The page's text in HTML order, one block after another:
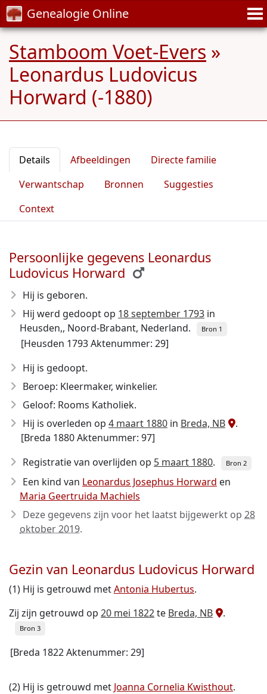
Genealogie Online
Stamboom Voet-Evers »
Leonardus Ludovicus
Horward (-1880)
Details Afbeeldingen
Directe familie
Verwantschap
Bronnen
Suggesties
Context
Persoonlijke gegevens Leonardus
Ludovicus Horward
Hij is geboren.
Hij werd gedoopt op 18 september 1793 in
Heusden,, Noord-Brabant, Nederland.
Bron 1
[Heusden 1793 Aktenummer: 29]
Hij is gedoopt.
Beroep: Kleermaker, winkelier.
Geloof: Rooms Katholiek.
Hij is overleden op 4 maart 1880 in Breda, NB
.
[Breda 1880 Aktenummer: 97]
Registratie van overlijden op 5 maart 1880. Bron 2
Een kind van Leonardus Josephus Horward en
Maria Geertruida Machiels
Deze gegevens zijn voor het laatst bijgewerkt op 28
oktober 2019.
Gezin van Leonardus Ludovicus Horward
(1) Hij is getrouwd metAntonia Hubertus.
Zij zijn getrouwd op 20 mei 1822te Breda, NB .
Bron 3
[Breda 1822 Aktenummer: 29]
(2) Hij is getrouwd met Joanna Cornelia Kwisthout.